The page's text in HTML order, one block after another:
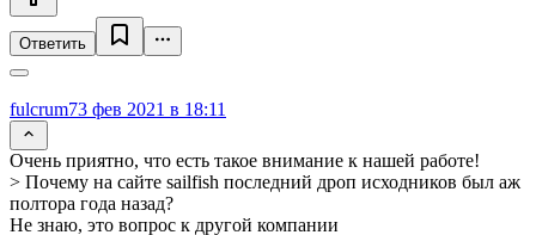
Ответить
fulcrum73 фев 2021 в 18:11
Очень приятно, что есть такое внимание к нашей работе!
> Почему на сайте sailfish последний дроп исходников был аж
полтора года назад?
Не знаю, это вопрос к другой компании